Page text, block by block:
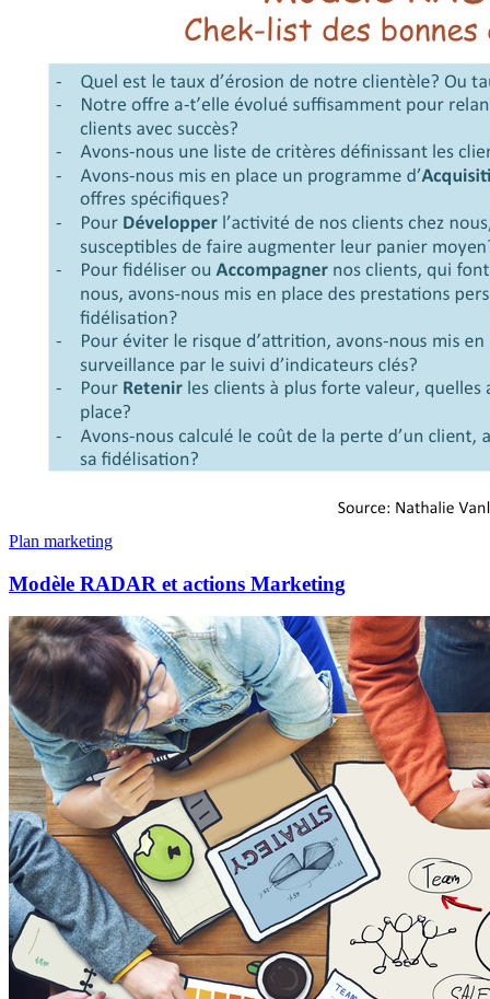
Plan marketing
Modèle RADAR et actions Marketing